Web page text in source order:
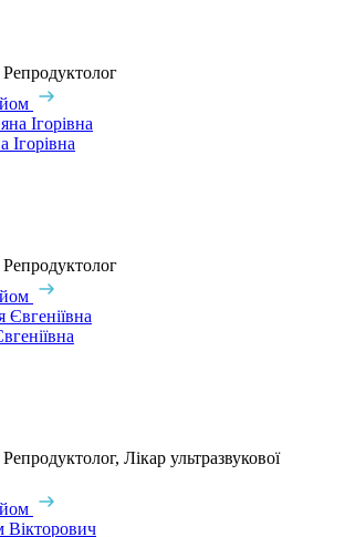
Ігорівна
Лікар ультразвукової